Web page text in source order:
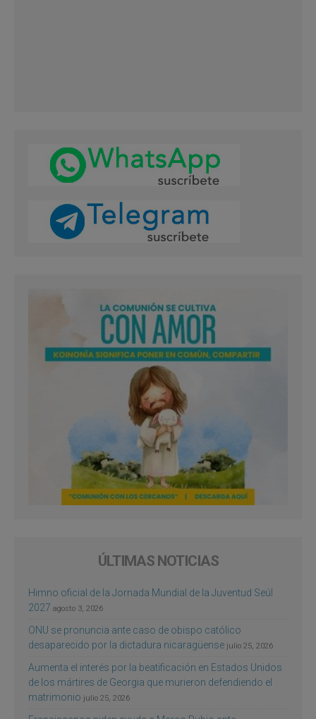
ÚLTIMAS NOTICIAS
Himno oficial de la Jornada Mundial de la Juventud Seúl
2027 agosto 3, 2026
ONU se pronuncia ante caso de obispo católico
desaparecido por la dictadura nicaragüense julio 25, 2026
Aumenta el interés por la beatificación en Estados Unidos
de los mártires de Georgia que murieron defendiendo el
matrimonio julio 25, 2026